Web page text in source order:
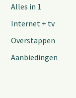
Alles in 1
Internet + tv
Overstappen
Aanbiedingen